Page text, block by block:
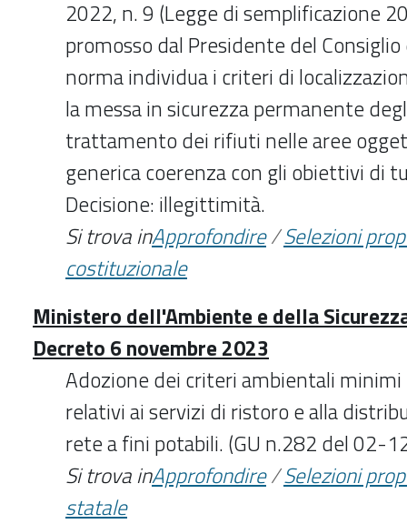
2022, n. 9 (Legge di semplificazione
promosso dal Presidente del
norma individua i criteri di
la messa in sicurezza permanente
trattamento dei rifiuti nelle aree
generica coerenza con gli obiettivi di
Decisione: illegittimità.
Si trova inApprofondire/Selezioni
costituzionale
Ministero dell'Ambiente e della
Decreto 6 novembre 2023
Adozione dei criteri ambientali
relativi ai servizi di ristoro e alla
rete a fini potabili. (GU n.282 del 02-
Si trova inApprofondire/Selezioni
statale